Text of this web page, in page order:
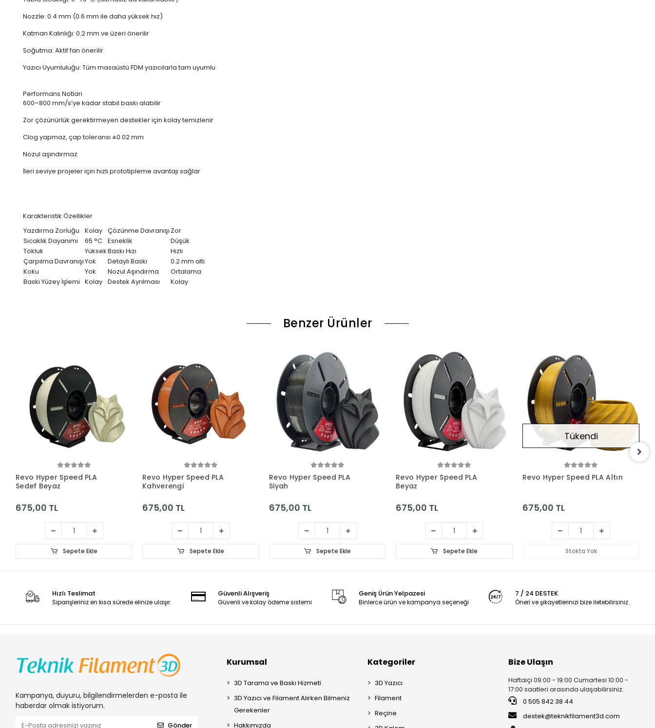
Nozzle: 0.4 mm (0.6 mm ile daha yüksek hız)
Katman Kalınlığı: 0.2 mm ve üzeri önerilir
Soğutma: Aktif fan önerilir
Yazıcı Uyumluluğu: Tüm masaüstü FDM yazıcılarla tam uyumlu
Performans Notları
600–800 mm/s’ye kadar stabil baskı alabilir
Zor çözünürlük gerektirmeyen destekler için kolay temizlenir
Clog yapmaz, çap toleransı ±0.02 mm
Nozul aşındırmaz
İleri seviye projeler için hızlı prototipleme avantajı sağlar
Karakteristik Özellikler
Yazdırma Zorluğu
Kolay Çözünme Davranışı Zor
Sıcaklık Dayanımı
65 °C Esneklik
Düşük
Tokluk
YüksekBaskı Hızı
Hızlı
Çarpılma DavranışıYok Detaylı Baskı
0.2 mm altı
Koku
Yok Nozul Aşındırma
Ortalama
Baskı Yüzey İşlemi Kolay Destek Ayrılması Kolay
Benzer Ürünler
Revo Hyper Speed PLA
Sedef Beyaz
675,00 TL
Sepete Ekle
Revo Hyper Speed PLA
Kahverengi
675,00 TL
Sepete Ekle
Revo Hyper Speed PLA
Siyah
675,00 TL
Sepete Ekle
Revo Hyper Speed PLA
Beyaz
675,00 TL
Sepete Ekle
Tükendi
Revo Hyper Speed PLA Altın
675,00 TL
Stokta Yok
Hızlı Teslimat
Siparişleriniz en kısa sürede elinize ulaşır.
Güvenli Alışveriş
Güvenli ve kolay ödeme sistemi
Geniş Ürün Yelpazesi
Binlerce ürün ve kampanya seçeneği
7 / 24 DESTEK
Öneri ve şikayetlerinizi bize iletebilirsiniz.
Kampanya, duyuru, bilgilendirmelerden e-posta ile
haberdar olmak istiyorum.
Gönder
Kurumsal
3D Tarama ve Baskı Hizmeti
3D Yazıcı ve Filament Alırken Bilmeniz
Gerekenler
Hakkımızda
Kategoriler
3D Yazıcı
Filament
Reçine
Bize Ulaşın
Haftaiçi 09:00 - 19:00 Cumartesi 10:00 -
17:00 saatleri arasında ulaşabilirsiniz.
0 505 842 38 44
destek@teknikfilament3d.com